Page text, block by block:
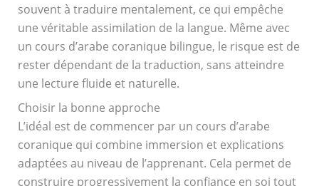
souvent à traduire mentalement, ce qui empêche
une véritable assimilation de la langue. Même avec
un cours d’arabe coranique bilingue, le risque est de
rester dépendant de la traduction, sans atteindre
une lecture fluide et naturelle.
Choisir la bonne approche
L’idéal est de commencer par un cours d’arabe
coranique qui combine immersion et explications
adaptées au niveau de l’apprenant. Cela permet de
construire progressivement la confiance en soi tout